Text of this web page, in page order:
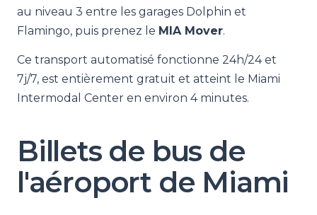
au niveau 3 entre les garages Dolphin et
Flamingo, puis prenez le MIA Mover.
Ce transport automatisé fonctionne 24h/24 et
7j/7, est entièrement gratuit et atteint le Miami
Intermodal Center en environ 4 minutes.
Billets de bus de
l'aéroport de Miami